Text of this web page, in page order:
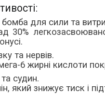
бомба для сили та
30%
та нервів.
6 жирні кислоти
судин.
який знижує тиск і